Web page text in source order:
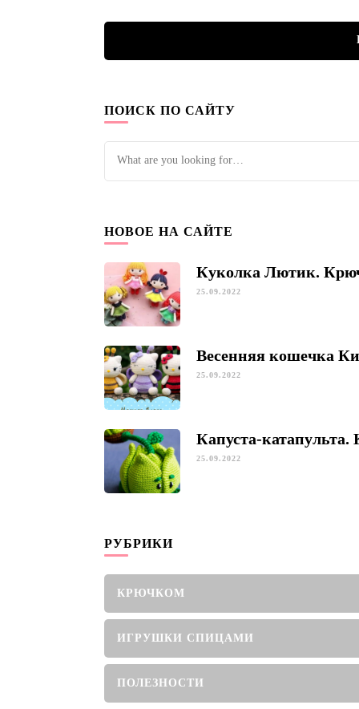
ПОИСК ПО САЙТУ
Looking
for
НОВОЕ НА САЙТЕ
Куколка Лютик.
25.09.2022
Весенняя кошечка
25.09.2022
Капуста-
25.09.2022
РУБРИКИ
КРЮЧКОМ
ИГРУШКИ СПИЦАМИ
ПОЛЕЗНОСТИ